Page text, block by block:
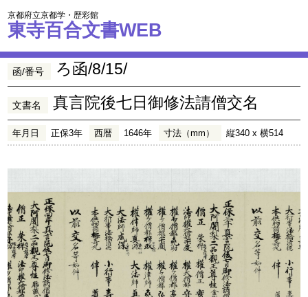
京都府立京都学・歴彩館
東寺百合文書WEB
函/番号 ろ函/8/15/
文書名 真言院後七日御修法請僧交名
年月日 正保3年 西暦 1646年 寸法（mm） 縦340 x 横514